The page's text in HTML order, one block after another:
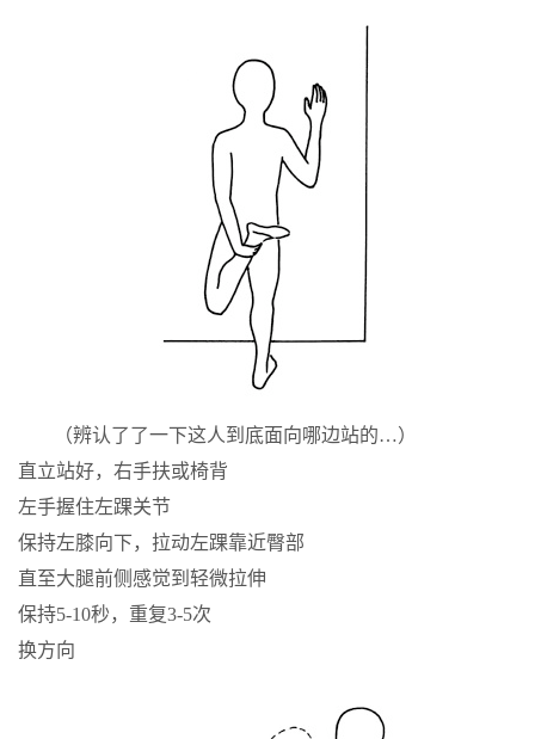
（辨认了了一下这人到底面向哪边站的…）
直立站好，右手扶或椅背
左手握住左踝关节
保持左膝向下，拉动左踝靠近臀部
直至大腿前侧感觉到轻微拉伸
保持5-10秒，重复3-5次
换方向